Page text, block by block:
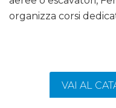
organizza corsi
VAI AL